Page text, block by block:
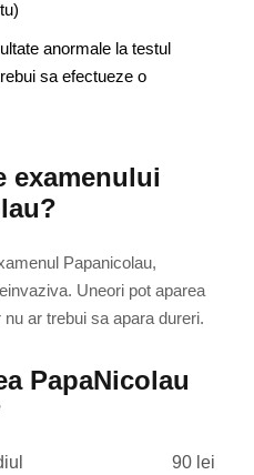
anormale la testul
sa efectueze o
examenului
Papanicolau,
Uneori pot aparea
ar trebui sa apara dureri.
PapaNicolau
90 lei